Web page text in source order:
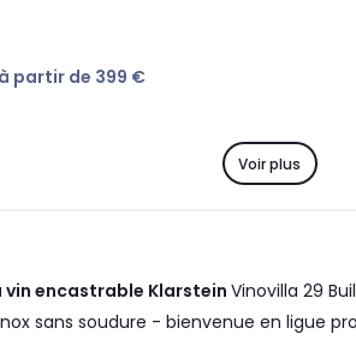
partir de 399 €
Voir plus
vin encastrable Klarstein Vinovilla 29
bienvenue en ligue professionnelle du stockage